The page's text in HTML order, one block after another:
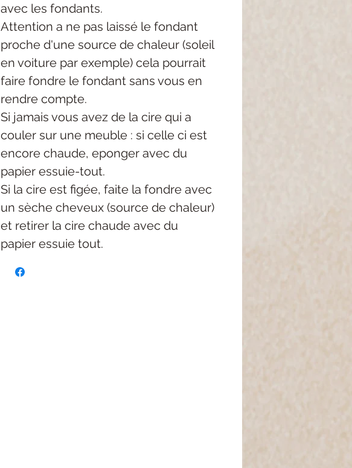
avec les fondants.
Attention a ne pas laissé le fondant
proche d'une source de chaleur (soleil
en voiture par exemple) cela pourrait
faire fondre le fondant sans vous en
rendre compte.
Si jamais vous avez de la cire qui a
couler sur une meuble : si celle ci est
encore chaude, eponger avec du
papier essuie-tout.
Si la cire est figée, faite la fondre avec
un sèche cheveux (source de chaleur)
et retirer la cire chaude avec du
papier essuie tout.